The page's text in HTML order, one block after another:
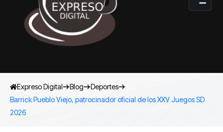
Expreso Digital Blog
Deportes
Barrick Pueblo Viejo, patrocinador oficial de los XXV Juegos SD
2026